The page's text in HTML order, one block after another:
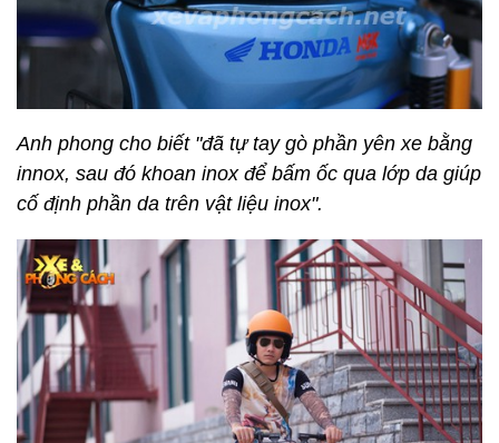
Anh phong cho biết "đã tự tay gò phần yên xe bằng
innox, sau đó khoan inox để bấm ốc qua lớp da giúp
cố định phần da trên vật liệu inox".